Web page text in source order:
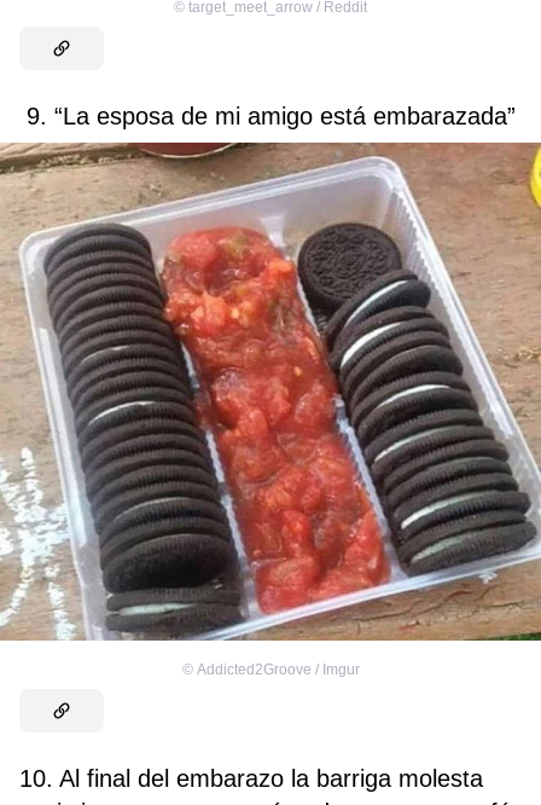
© target_meet_arrow / Reddit
9. “La esposa de mi amigo está embarazada”
© Addicted2Groove / Imgur
10. Al final del embarazo la barriga molesta